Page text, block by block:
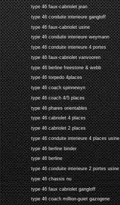
type 46 faux-cabriolet jean
type 46 conduite interieure gangloff
type 46 faux-cabriolet usine
type 46 conduite interieure weymann
type 46 conduite interieure 4 portes
type 46 faux-cabriolet vanvooren
type 46 berline freestone & webb
type 46 torpedo 4places
type 46 coach spinnewyn
type 46 coach 4/5 places
type 46 phares orientables
type 46 cabriolet 4 places
type 46 cabriolet 2 places
type 46 conduite interieure 4 places usine
type 46 berline binder
type 46 berline
type 46 conduite interieure 2 portes usine
type 46 chassis nu
type 46 faux cabriolet gangloff
type 46 coach million-guiet gazogene